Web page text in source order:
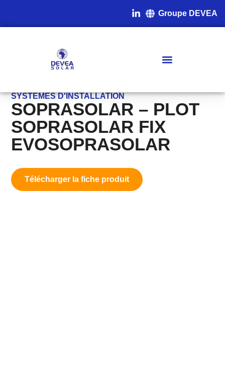
Groupe DEVEA
SYSTÈMES D'INSTALLATION
SOPRASOLAR – PLOT
SOPRASOLAR FIX
EVOSOPRASOLAR
Télécharger la fiche produit